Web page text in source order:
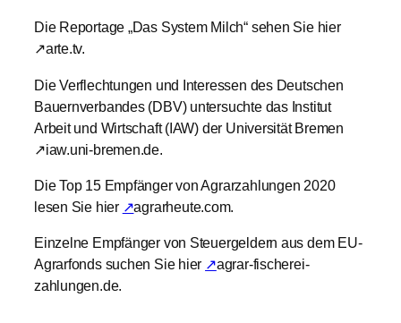
Die Reportage „Das System Milch“ sehen Sie hier
↗arte.tv.
Die Verflechtungen und Interessen des Deutschen
Bauernverbandes (DBV) untersuchte das Institut
Arbeit und Wirtschaft (IAW) der Universität Bremen
↗iaw.uni-bremen.de.
Die Top 15 Empfänger von Agrarzahlungen 2020
lesen Sie hier ↗agrarheute.com.
Einzelne Empfänger von Steuergeldern aus dem EU-
Agrarfonds suchen Sie hier ↗agrar-fischerei-
zahlungen.de.